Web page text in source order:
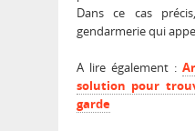
Dans ce cas
gendarmerie qui
A lire également :
solution pour
garde